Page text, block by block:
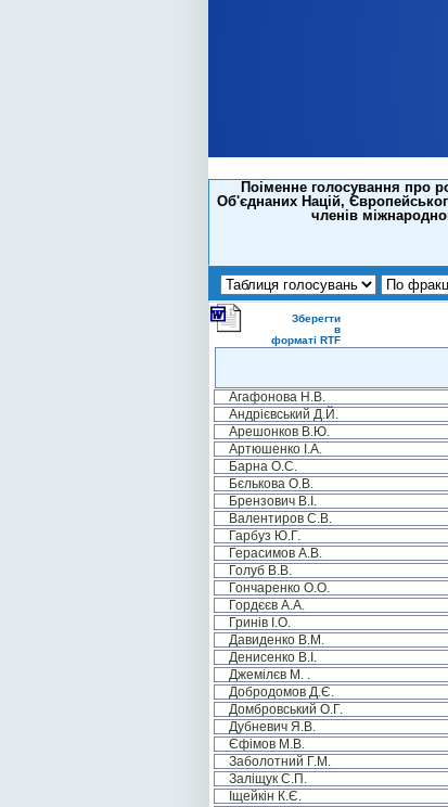
Поіменне голосування про
Об'єднаних Націй,
членів
Зберегти
в
форматі RTF
Агафонова Н.В.
Андрієвський Д.Й.
Арешонков В.Ю.
Артюшенко І.А.
Барна О.С.
Бєлькова О.В.
Брензович В.І.
Валентиров С.В.
Гарбуз Ю.Г.
Герасимов А.В.
Голуб В.В.
Гончаренко О.О.
Гордєєв А.А.
Гринів І.О.
Давиденко В.М.
Денисенко В.І.
Джемілєв М. .
Добродомов Д.Є.
Домбровський О.Г.
Дубневич Я.В.
Єфімов М.В.
Заболотний Г.М.
Заліщук С.П.
Іщейкін К.Є.